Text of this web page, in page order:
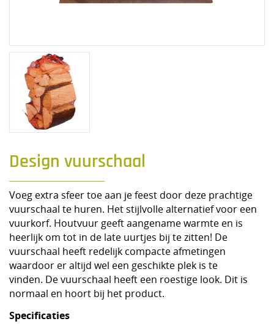
Design vuurschaal
Voeg extra sfeer toe aan je feest door deze prachtige
vuurschaal te huren. Het stijlvolle alternatief voor een
vuurkorf. Houtvuur geeft aangename warmte en is
heerlijk om tot in de late uurtjes bij te zitten! De
vuurschaal heeft redelijk compacte afmetingen
waardoor er altijd wel een geschikte plek is te
vinden. De vuurschaal heeft een roestige look. Dit is
normaal en hoort bij het product.
Specificaties